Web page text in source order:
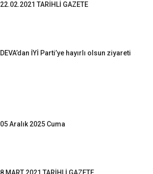
22.02.2021 TARİHLİ GAZETE
DEVA’dan İYİ Parti’ye hayırlı olsun ziyareti
05 Aralık 2025 Cuma